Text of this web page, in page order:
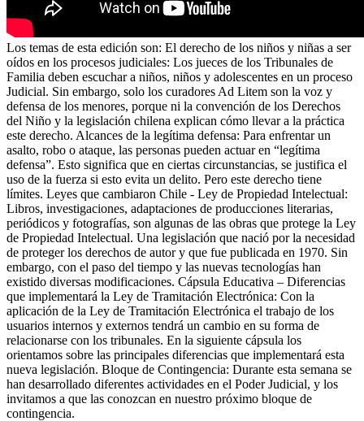
Los temas de esta edición son: El derecho de los niños y niñas a ser
oídos en los procesos judiciales: Los jueces de los Tribunales de
Familia deben escuchar a niños, niños y adolescentes en un proceso
Judicial. Sin embargo, solo los curadores Ad Litem son la voz y
defensa de los menores, porque ni la convención de los Derechos
del Niño y la legislación chilena explican cómo llevar a la práctica
este derecho. Alcances de la legítima defensa: Para enfrentar un
asalto, robo o ataque, las personas pueden actuar en “legítima
defensa”. Esto significa que en ciertas circunstancias, se justifica el
uso de la fuerza si esto evita un delito. Pero este derecho tiene
límites. Leyes que cambiaron Chile - Ley de Propiedad Intelectual:
Libros, investigaciones, adaptaciones de producciones literarias,
periódicos y fotografías, son algunas de las obras que protege la Ley
de Propiedad Intelectual. Una legislación que nació por la necesidad
de proteger los derechos de autor y que fue publicada en 1970. Sin
embargo, con el paso del tiempo y las nuevas tecnologías han
existido diversas modificaciones. Cápsula Educativa – Diferencias
que implementará la Ley de Tramitación Electrónica: Con la
aplicación de la Ley de Tramitación Electrónica el trabajo de los
usuarios internos y externos tendrá un cambio en su forma de
relacionarse con los tribunales. En la siguiente cápsula los
orientamos sobre las principales diferencias que implementará esta
nueva legislación. Bloque de Contingencia: Durante esta semana se
han desarrollado diferentes actividades en el Poder Judicial, y los
invitamos a que las conozcan en nuestro próximo bloque de
contingencia.